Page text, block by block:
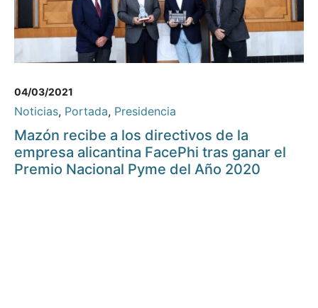
04/03/2021
Noticias, Portada, Presidencia
Mazón recibe a los directivos de la
empresa alicantina FacePhi tras ganar el
Premio Nacional Pyme del Año 2020